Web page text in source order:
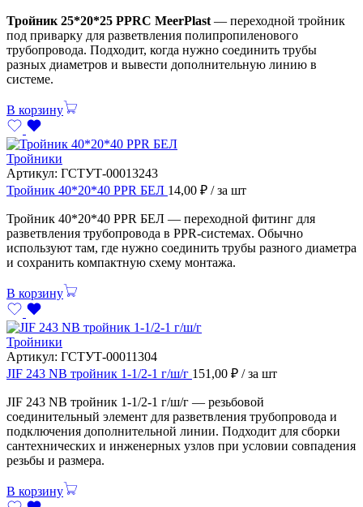
Тройник 25*20*25 PPRC MeerPlast — переходной тройник
под приварку для разветвления полипропиленового
трубопровода. Подходит, когда нужно соединить трубы
разных диаметров и вывести дополнительную линию в
системе.
В корзину
Тройники
Артикул: ГСТУТ-00013243
Тройник 40*20*40 PPR БЕЛ 14,00 ₽ / за шт
Тройник 40*20*40 PPR БЕЛ — переходной фитинг для
разветвления трубопровода в PPR-системах. Обычно
используют там, где нужно соединить трубы разного диаметра
и сохранить компактную схему монтажа.
В корзину
Тройники
Артикул: ГСТУТ-00011304
JIF 243 NB тройник 1-1/2-1 г/ш/г 151,00 ₽ / за шт
JIF 243 NB тройник 1-1/2-1 г/ш/г — резьбовой
соединительный элемент для разветвления трубопровода и
подключения дополнительной линии. Подходит для сборки
сантехнических и инженерных узлов при условии совпадения
резьбы и размера.
В корзину